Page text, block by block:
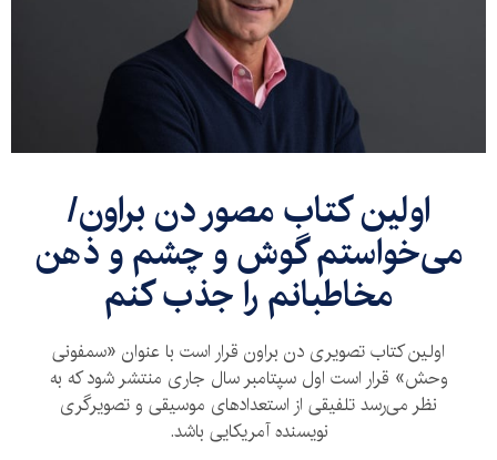
اولین کتاب مصور دن براون/
می‌خواستم گوش و چشم و ذهن
مخاطبانم را جذب کنم
اولین کتاب تصویری دن براون قرار است با عنوان «سمفونی
وحش» قرار است اول سپتامبر سال جاری منتشر شود که به
نظر می‌رسد تلفیقی از استعدادهای موسیقی و تصویرگری
نویسنده آمریکایی باشد.